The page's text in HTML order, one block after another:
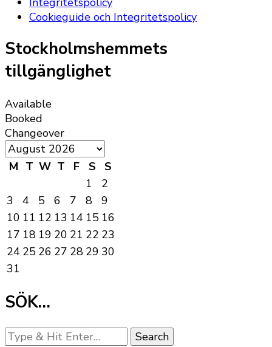
Cookieguide och Integritetspolicy
Stockholmshemmets
tillgänglighet
Available
Booked
Changeover
M T W T F S
S
1
2
3
4 5 6 7 8
9
10 11 12 13 14 15 16
17 18 19 20 21 22 23
24 25 26 27 28 29 30
31
SÖK…
Looking